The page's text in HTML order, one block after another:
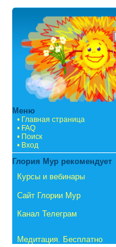
Меню
• Главная страница
• FAQ
• Поиск
• Вход
Глория Мур рекомендует
Курсы и вебинары
Сайт Глории Мур
Канал Телеграм
Медитация. Бесплатно